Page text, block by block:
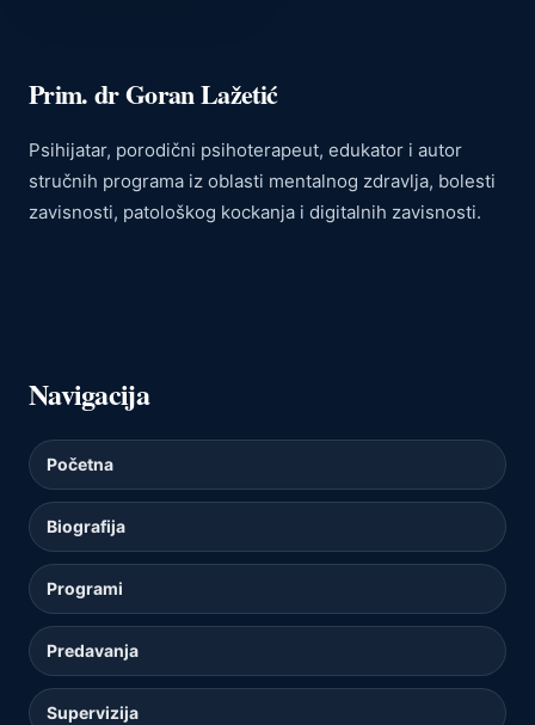
Prim. dr Goran Lažetić
Psihijatar, porodični psihoterapeut, edukator i autor
stručnih programa iz oblasti mentalnog zdravlja, bolesti
zavisnosti, patološkog kockanja i digitalnih zavisnosti.
Navigacija
Početna
Biografija
Programi
Predavanja
Supervizija